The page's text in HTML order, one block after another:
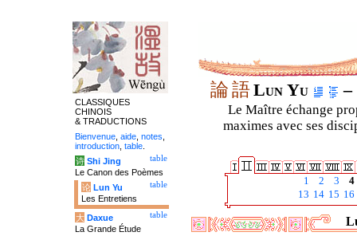
論語Lun Yu –
Le Maître échange
maximes avec ses
1 2 3
4
13 14 15 16
CLASSIQUES
CHINOIS
& TRADUCTIONS
Bienvenue aide notes
introduction table
table
诗 Shi Jing
Le Canon des Poèmes
table
论 Lun Yu
Les Entretiens
table
大 Daxue
La Grande Étude